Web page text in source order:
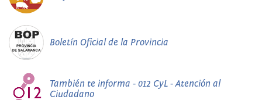
Boletín Oficial de la Provincia
También te informa - 012 CyL - Atención al
Ciudadano